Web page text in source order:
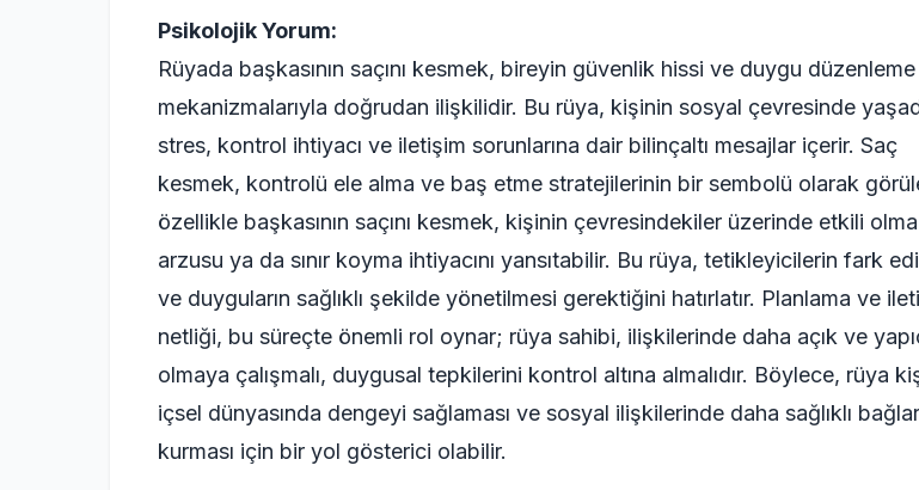
Psikolojik Yorum:
Rüyada başkasının saçını kesmek, bireyin güvenlik hissi ve duygu düzenleme
mekanizmalarıyla doğrudan ilişkilidir. Bu rüya, kişinin sosyal çevresinde
stres, kontrol ihtiyacı ve iletişim sorunlarına dair bilinçaltı mesajlar içerir. Saç
kesmek, kontrolü ele alma ve baş etme stratejilerinin bir sembolü olarak
özellikle başkasının saçını kesmek, kişinin çevresindekiler üzerinde etkili olma
arzusu ya da sınır koyma ihtiyacını yansıtabilir. Bu rüya, tetikleyicilerin fark
ve duyguların sağlıklı şekilde yönetilmesi gerektiğini hatırlatır. Planlama ve
netliği, bu süreçte önemli rol oynar; rüya sahibi, ilişkilerinde daha açık ve
olmaya çalışmalı, duygusal tepkilerini kontrol altına almalıdır. Böylece, rüya
içsel dünyasında dengeyi sağlaması ve sosyal ilişkilerinde daha sağlıklı bağlar
kurması için bir yol gösterici olabilir.